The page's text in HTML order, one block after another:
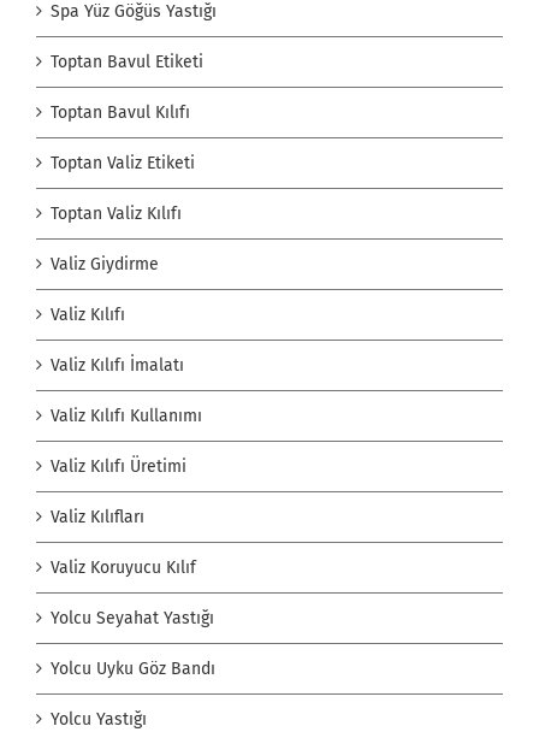
Spa Yüz Göğüs Yastığı
Toptan Bavul Etiketi
Toptan Bavul Kılıfı
Toptan Valiz Etiketi
Toptan Valiz Kılıfı
Valiz Giydirme
Valiz Kılıfı
Valiz Kılıfı İmalatı
Valiz Kılıfı Kullanımı
Valiz Kılıfı Üretimi
Valiz Kılıfları
Valiz Koruyucu Kılıf
Yolcu Seyahat Yastığı
Yolcu Uyku Göz Bandı
Yolcu Yastığı